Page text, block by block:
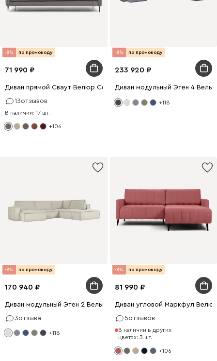
-8% по промокоду
71 990
Диван прямой Сваут Велюр Серый
13отзывов
В наличии: 17 шт.
+106
-8% по промокоду
233 920
Диван модульный Этен 4
+118
-8% по промокоду
170 940
Диван модульный Этен 2 Вельвет Молочный
3отзыва
+118
-8% по промокоду
81 990
Диван угловой Маркфул
5отзывов
В наличии в других
цветах: 3 шт.
+106